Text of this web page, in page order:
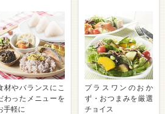
材やバランスにこ
わったメニューを
手軽に
プラスワンのおか
ず・おつまみを厳選
チョイス